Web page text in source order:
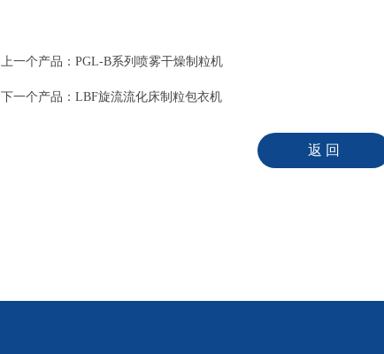
上一个产品： PGL-B系列喷雾干燥制粒机
下一个产品： LBF旋流流化床制粒包衣机